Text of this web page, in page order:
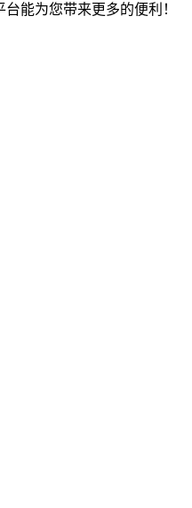
能为您带来更多的便利！